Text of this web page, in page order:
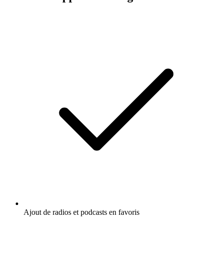
Ajout de radios et podcasts en favoris